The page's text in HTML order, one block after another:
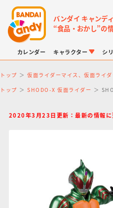
バンダイ キャンデ
“食品・おかし”の
カレンダー キャラクター シ
トップ 仮面ライダーマイス、仮面ライ
トップ SHODO-X 仮面ライダー
2020年3月23日更新：最新の情報に